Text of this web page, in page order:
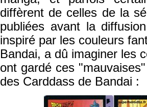
diffèrent de celles de la
publiées avant la
inspiré par les couleurs
Bandai, a dû imaginer les
ont gardé ces
des Carddass de Bandai :